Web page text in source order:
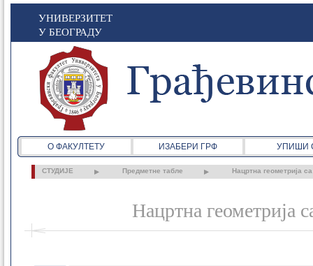
УНИВЕРЗИТЕТ
У БЕОГРАДУ
О ФАКУЛТЕТУ ИЗАБЕРИ ГРФ УПИШИ
СТУДИЈЕ Предметне табле Нацртна геометрија
Нацртна геометрија